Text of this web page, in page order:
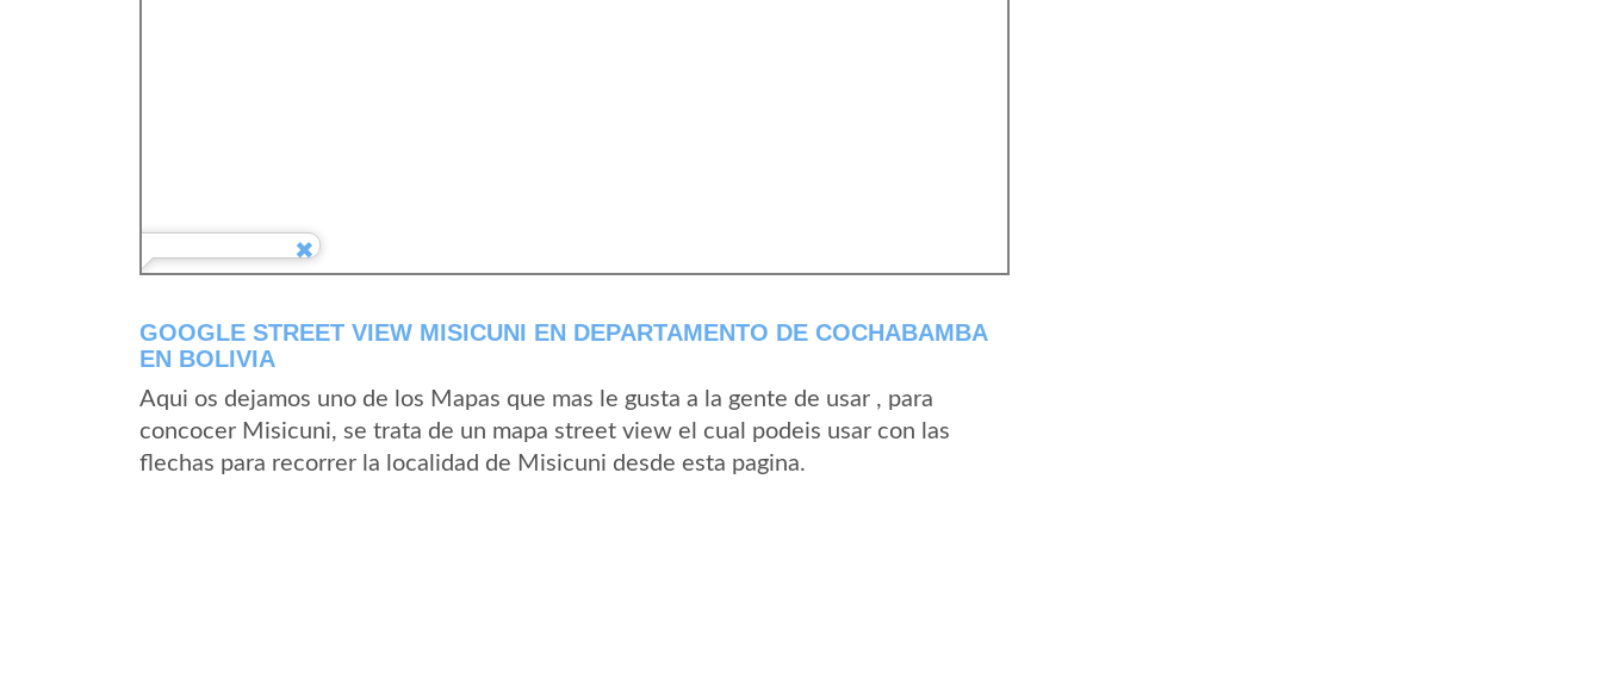
GOOGLE STREET VIEW MISICUNI EN DEPARTAMENTO DE COCHABAMBA
EN BOLIVIA
Aqui os dejamos uno de los Mapas que mas le gusta a la gente de usar , para
concocer Misicuni, se trata de un mapa street view el cual podeis usar con las
flechas para recorrer la localidad de Misicuni desde esta pagina.